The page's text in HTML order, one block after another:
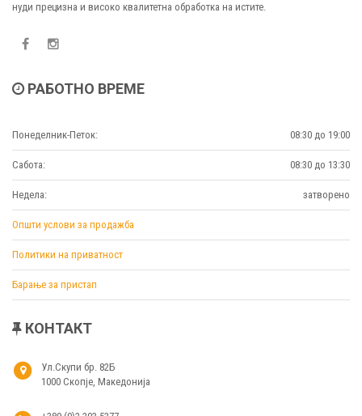
нуди прецизна и високо квалитетна обработка на истите.
РАБОТНО ВРЕМЕ
Понеделник-Петок: 08:30 до 19:00
Сабота: 08:30 до 13:30
Недела: затворено
Општи услови за продажба
Политики на приватност
Барање за пристап
КОНТАКТ
Ул.Скупи бр. 82Б
1000 Скопје, Македонија